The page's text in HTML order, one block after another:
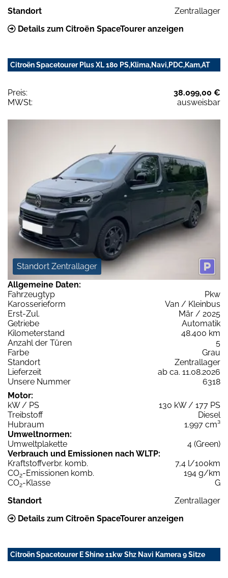
Standort
Zentrallager
Details zum Citroën SpaceTourer anzeigen
Citroën Spacetourer Plus XL 180 PS,Klima,Navi,PDC,Kam,AT
Preis:
38.099,00 €
MWSt:
ausweisbar
Standort Zentrallager
Allgemeine Daten:
Fahrzeugtyp
Pkw
Karosserieform
Van / Kleinbus
Erst-Zul.
Mär / 2025
Getriebe
Automatik
Kilometerstand
48.400 km
Anzahl der Türen
5
Farbe
Grau
Standort
Zentrallager
Lieferzeit
ab ca. 11.08.2026
Unsere Nummer
6318
Motor:
kW / PS
130 kW / 177 PS
Treibstoff
Diesel
Hubraum
1.997 cm³
Umweltnormen:
Umweltplakette
4 (Green)
Verbrauch und Emissionen nach WLTP:
Kraftstoffverbr. komb.
7,4 l/100km
CO2-Emissionen komb.
194 g/km
CO2-Klasse
G
Standort
Zentrallager
Details zum Citroën SpaceTourer anzeigen
Citroën Spacetourer E Shine 11kw Shz Navi Kamera 9 Sitze